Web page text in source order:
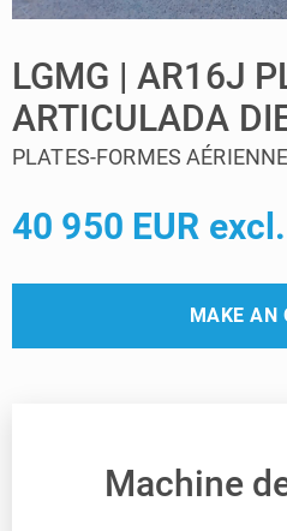
LGMG | AR16J
ARTICULADA
PLATES-FORMES
40 950 EUR
MAKE AN
Machine